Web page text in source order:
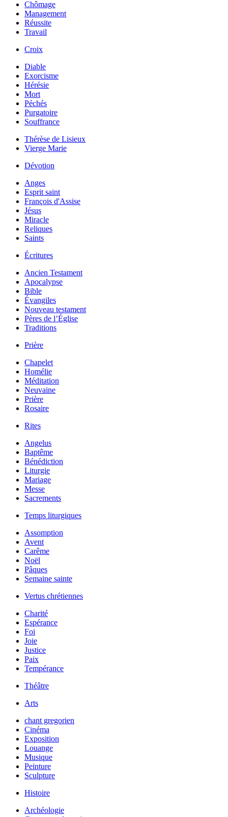
Chômage
Management
Réussite
Travail
Croix
Diable
Exorcisme
Hérésie
Mort
Péchés
Purgatoire
Souffrance
Thérèse de Lisieux
Vierge Marie
Dévotion
Anges
Esprit saint
François d'Assise
Jésus
Miracle
Reliques
Saints
Écritures
Ancien Testament
Apocalypse
Bible
Évangiles
Nouveau testament
Pères de l’Église
Traditions
Prière
Chapelet
Homélie
Méditation
Neuvaine
Prière
Rosaire
Rites
Angelus
Baptême
Bénédiction
Liturgie
Mariage
Messe
Sacrements
Temps liturgiques
Assomption
Avent
Carême
Noël
Pâques
Semaine sainte
Vertus chrétiennes
Charité
Espérance
Foi
Joie
Justice
Paix
Tempérance
Théâtre
Arts
chant gregorien
Cinéma
Exposition
Louange
Musique
Peinture
Sculpture
Histoire
Archéologie